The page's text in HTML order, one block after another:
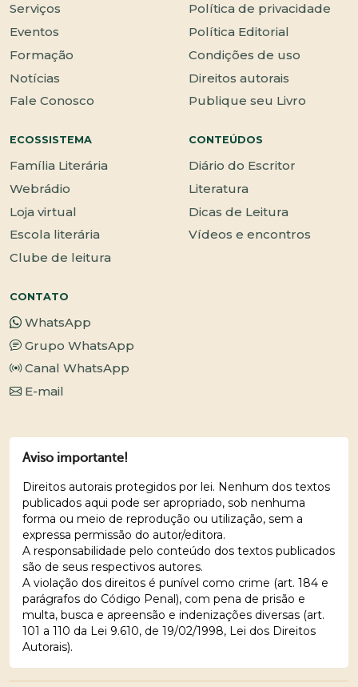
Serviços
Eventos
Formação
Notícias
Fale Conosco
Política de privacidade
Política Editorial
Condições de uso
Direitos autorais
Publique seu Livro
ECOSSISTEMA
Família Literária
Webrádio
Loja virtual
Escola literária
Clube de leitura
CONTEÚDOS
Diário do Escritor
Literatura
Dicas de Leitura
Vídeos e encontros
CONTATO
WhatsApp
Grupo WhatsApp
Canal WhatsApp
E-mail
Aviso importante!
Direitos autorais protegidos por lei. Nenhum dos textos
publicados aqui pode ser apropriado, sob nenhuma
forma ou meio de reprodução ou utilização, sem a
expressa permissão do autor/editora.
A responsabilidade pelo conteúdo dos textos publicados
são de seus respectivos autores.
A violação dos direitos é punível como crime (art. 184 e
parágrafos do Código Penal), com pena de prisão e
multa, busca e apreensão e indenizações diversas (art.
101 a 110 da Lei 9.610, de 19/02/1998, Lei dos Direitos
Autorais).